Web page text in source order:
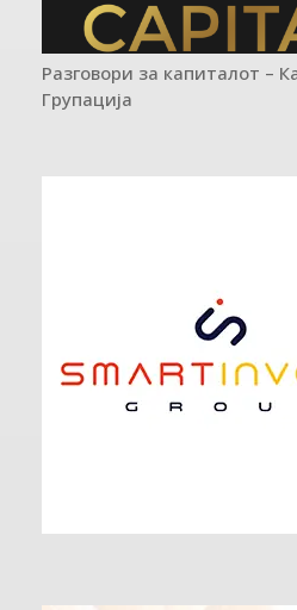
Разговори за капиталот –
Групација